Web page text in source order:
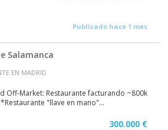
Publicado hace 1 mes
Salamanca
EN MADRID
Off-Market: Restaurante facturando ~800k
"llave en mano"...
300.000 €